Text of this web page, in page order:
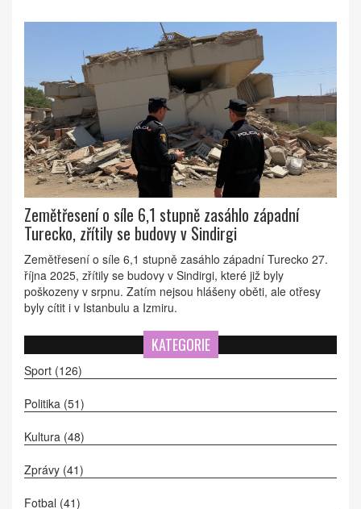
Zemětřesení o síle 6,1 stupně zasáhlo západní
Turecko, zřítily se budovy v Sindirgi
Zemětřesení o síle 6,1 stupně zasáhlo západní Turecko 27.
října 2025, zřítily se budovy v Sindirgi, které již byly
poškozeny v srpnu. Zatím nejsou hlášeny oběti, ale otřesy
byly cítit i v Istanbulu a Izmiru.
KATEGORIE
Sport (126)
Politika (51)
Kultura (48)
Zprávy (41)
Fotbal (41)